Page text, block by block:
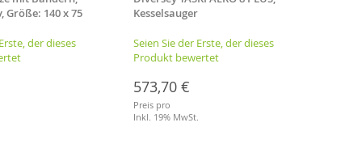
Größe: 140 x 75
der dieses
Kesselsauger
Seien Sie der Erste, der dieses
Produkt bewertet
573,70 €
Preis pro
Inkl. 19% MwSt.